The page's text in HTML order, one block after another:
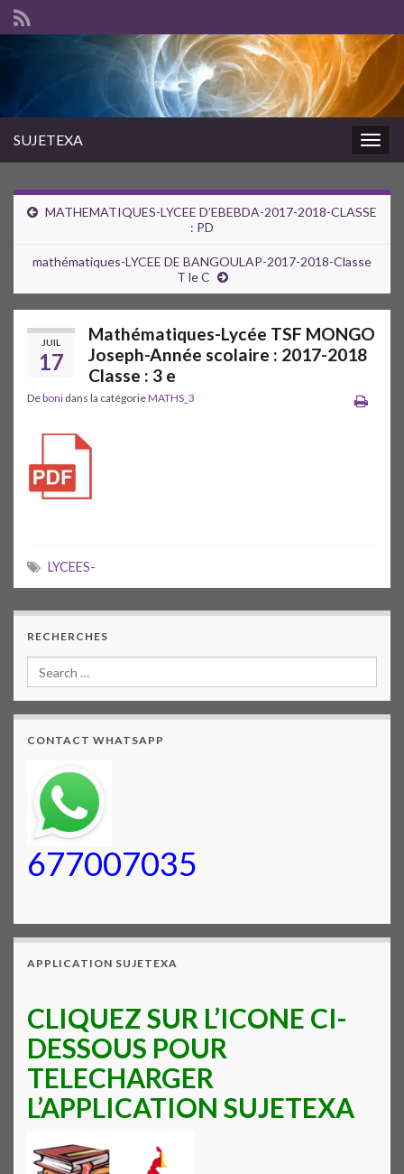
SUJETEXA
MATHEMATIQUES-LYCEE D’EBEBDA-2017-2018-CLASSE
: PD
mathématiques-LYCEE DE BANGOULAP-2017-2018-Classe
T le C
JUIL
17
Mathématiques-Lycée TSF MONGO
Joseph-Année scolaire : 2017-2018
Classe : 3 e
Deboni dans la catégorieMATHS_3
LYCEES-
RECHERCHES
CONTACT WHATSAPP
677007035
APPLICATION SUJETEXA
CLIQUEZ SUR L’ICONE CI-
DESSOUS POUR
TELECHARGER
L’APPLICATION SUJETEXA